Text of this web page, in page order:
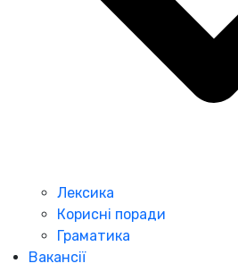
Лексика
Корисні поради
Граматика
Вакансії